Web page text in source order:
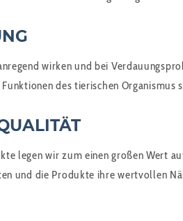
wirken und bei
des tierischen Organismus
legen wir zum einen großen Wert
und die Produkte ihre wertvollen